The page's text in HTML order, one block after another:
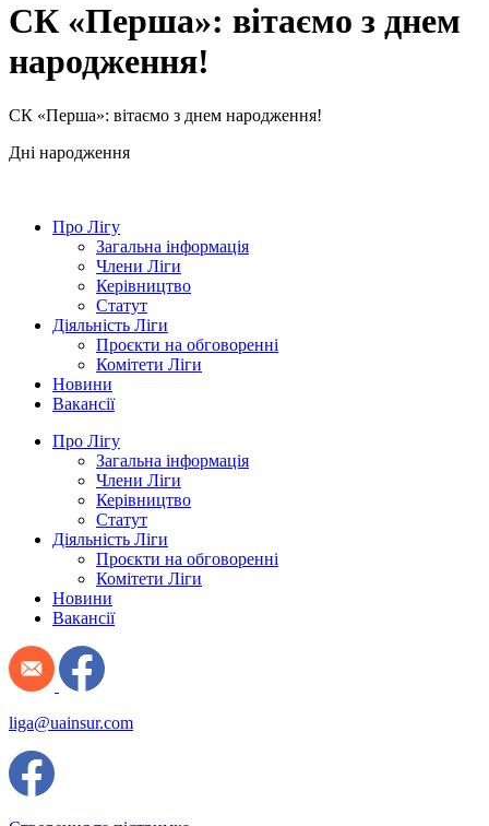
СК «Перша»: вітаємо з днем
народження!
СК «Перша»: вітаємо з днем народження!
Дні народження
Про Лігу
Загальна інформація
Члени Ліги
Керівництво
Статут
Діяльність Ліги
Проєкти на обговоренні
Комітети Ліги
Новини
Вакансії
Про Лігу
Загальна інформація
Члени Ліги
Керівництво
Статут
Діяльність Ліги
Проєкти на обговоренні
Комітети Ліги
Новини
Вакансії
liga@uainsur.com